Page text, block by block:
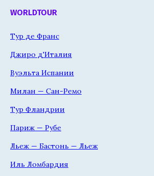
WORLDTOUR
Тур де Франс
Джиро д'Италия
Вуэльта Испании
Милан — Сан-Ремо
Тур Фландрии
Париж — Рубе
Льеж — Бастонь — Льеж
Иль Ломбардия